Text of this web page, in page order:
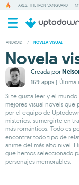
ARES: THE IRON VANGUARD
ANDROID / NOVELA VISUAL
Novela
Creada por
169 apps ( Última
Si te gusta leer y el
mejores visual novels que
por el equipo de
misterios, sumergirte en
más románticos. Todo es
encontrar todo tipo de
anime del más alto nivel.
que hemos seleccionado
personajes memorables.